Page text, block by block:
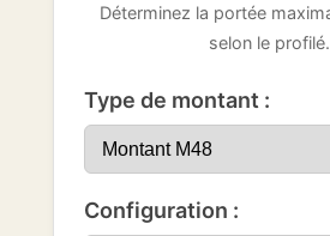
Déterminez la portée
selon le profilé.
Type de montant :
Configuration :